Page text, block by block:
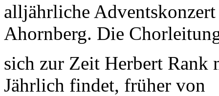
alljährliche
Ahornberg. Die
sich zur Zeit Herbert Rank
Jährlich findet, früher von